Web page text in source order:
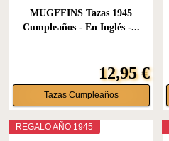
MUGFFINS Tazas 1945
Cumpleaños - En Inglés -...
12,95 €
Tazas Cumpleaños
REGALO AÑO 1945